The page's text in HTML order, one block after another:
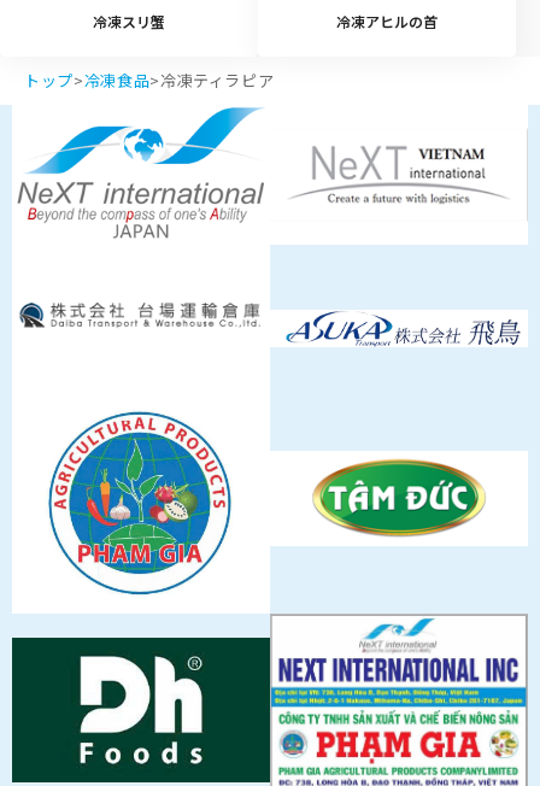
冷凍スリ蟹 冷凍アヒルの首
トップ>冷凍食品>冷凍ティラピア